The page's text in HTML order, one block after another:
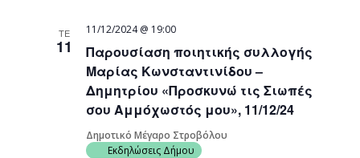
ΤΕ
11
Παρουσίαση ποιητικής συλλογής
Μαρίας Κωνσταντινίδου –
Δημητρίου «Προσκυνώ τις Σιωπές
σου Αμμόχωστός μου», 11/12/24
11/12/2024 @ 19:00
Δημοτικό Μέγαρο Στροβόλου
Εκδηλώσεις Δήμου